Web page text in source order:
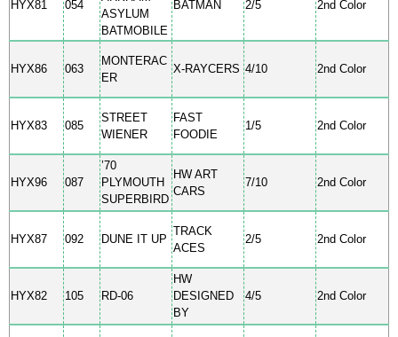
HYX81 054
ASYLUM
BATMOBILE
BATMAN 2/5 2nd Color
HYX86 063
MONTERAC
ER
X-RAYCERS 4/10 2nd Color
HYX83 085
STREET
WIENER
FAST
FOODIE
1/5 2nd Color
HYX96 087
’70
PLYMOUTH
SUPERBIRD
HW ART
CARS
7/10 2nd Color
HYX87 092 DUNE IT UP
TRACK
ACES
2/5 2nd Color
HYX82 105 RD-06
HW
DESIGNED
BY
4/5 2nd Color